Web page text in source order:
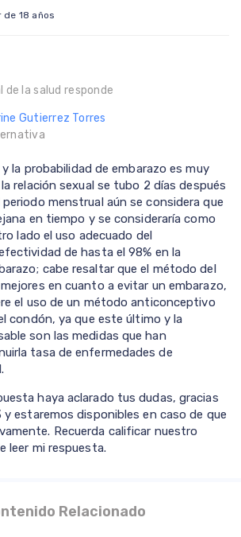
18 años
la salud responde
Gutierrez Torres
la probabilidad de embarazo es muy
relación sexual se tubo 2 días después
menstrual aún se considera que
en tiempo y se consideraría como
lado el uso adecuado del
de hasta el 98% en la
cabe resaltar que el método del
en cuanto a evitar un embarazo,
el uso de un método anticonceptivo
condón, ya que este último y la
son las medidas que han
tasa de enfermedades de
haya aclarado tus dudas, gracias
y estaremos disponibles en caso de que
Recuerda calificar nuestro
leer mi respuesta.
Relacionado